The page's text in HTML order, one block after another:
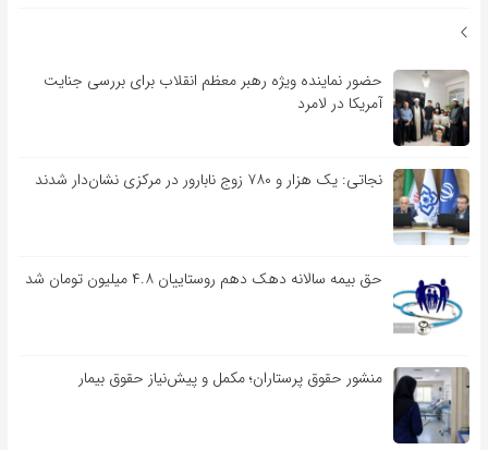
حضور نماینده ویژه رهبر معظم انقلاب برای بررسی جنایت
آمریکا در لامرد
نجاتی: یک هزار و ۷۸۰ زوج نابارور در مرکزی نشان‌دار شدند
حق بیمه سالانه دهک دهم روستاییان ۴.۸ میلیون تومان شد
منشور حقوق پرستاران؛ مکمل و پیش‌نیاز حقوق بیمار